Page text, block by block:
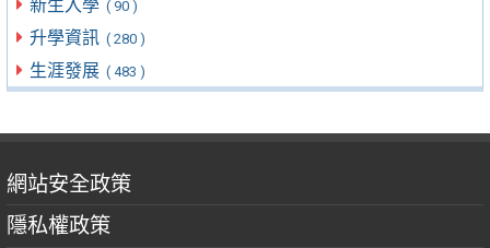
新生入學 ( 90 )
升學資訊 ( 280 )
生涯發展 ( 483 )
網站安全政策
隱私權政策